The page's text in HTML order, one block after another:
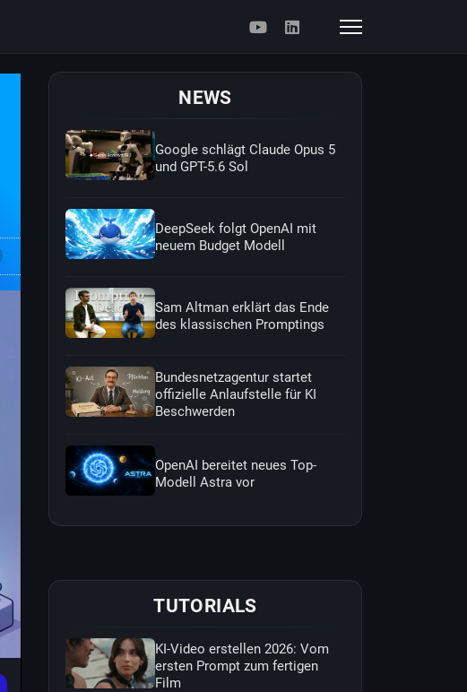
NEWS
Google schlägt Claude Opus 5
und GPT-5.6 Sol
DeepSeek folgt OpenAI mit
neuem Budget Modell
Sam Altman erklärt das Ende
des klassischen Promptings
Bundesnetzagentur startet
offizielle Anlaufstelle für KI
Beschwerden
OpenAI bereitet neues Top-
Modell Astra vor
TUTORIALS
KI-Video erstellen 2026: Vom
ersten Prompt zum fertigen
Film